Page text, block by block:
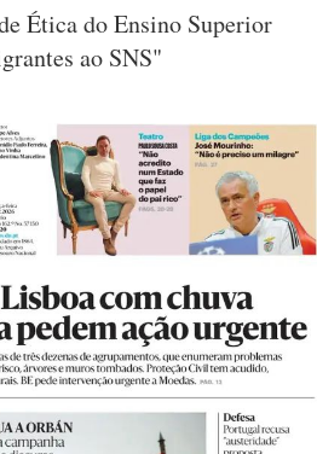
Ética do Ensino Superior
ao SNS"